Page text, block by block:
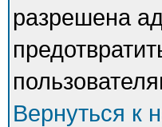
разрешена
Вернуться к